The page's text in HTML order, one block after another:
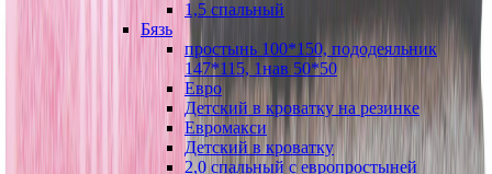
1,5 спальный
Бязь
простынь 100*150, пододеяльник
147*115, 1нав 50*50
Евро
Детский в кроватку на резинке
Евромакси
Детский в кроватку
2,0 спальный с европростыней